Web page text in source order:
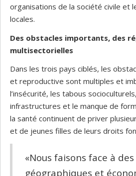
organisations de la société civile et
locales.
Des obstacles importants, des
multisectorielles
Dans les trois pays ciblés, les
et reproductive sont multiples et
l’insécurité, les tabous
infrastructures et le manque de
la santé continuent de priver
et de jeunes filles de leurs droits
«Nous faisons face à
géographiques et